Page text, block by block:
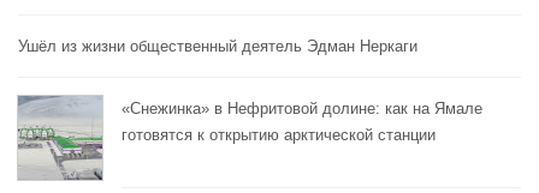
Ушёл из жизни общественный деятель Эдман Неркаги
«Снежинка» в Нефритовой долине: как на Ямале
готовятся к открытию арктической станции